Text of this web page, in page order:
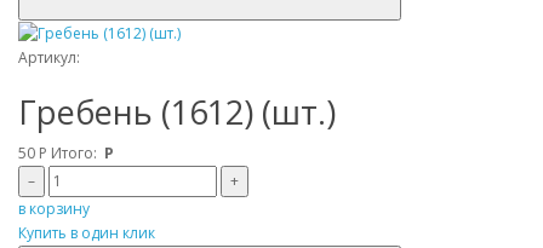
Артикул:
Гребень (1612) (шт.)
50 Р Итого: Р
–
+
в корзину
Купить в один клик